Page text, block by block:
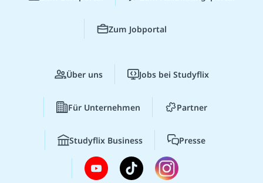
Zum Jobportal
Über uns Jobs bei Studyflix
Für Unternehmen Partner
Studyflix Business Presse